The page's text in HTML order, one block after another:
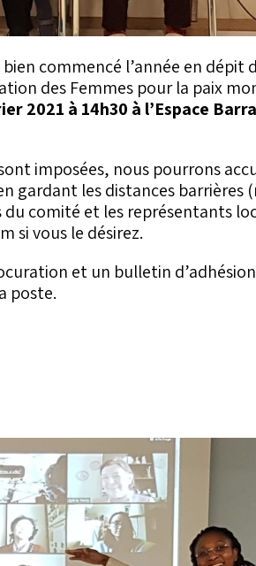
commencé l’année en dépit
des Femmes pour la paix
2021 à 14h30 à l’Espace
imposées, nous pourrons
gardant les distances barrières
comité et les représentants
si vous le désirez.
et un bulletin
poste.